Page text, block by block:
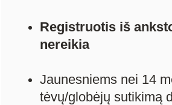
Registruotis iš
nereikia
Jaunesniems nei 14
tėvų/globėjų sutikimą